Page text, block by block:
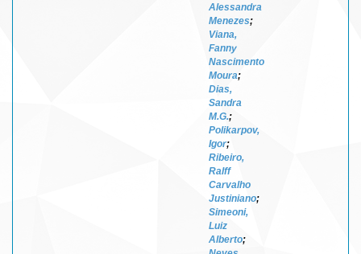
Alessandra
Menezes;
Viana,
Fanny
Nascimento
Moura;
Dias,
Sandra
M.G.;
Polikarpov,
Igor;
Ribeiro,
Ralff
Carvalho
Justiniano;
Simeoni,
Luiz
Alberto;